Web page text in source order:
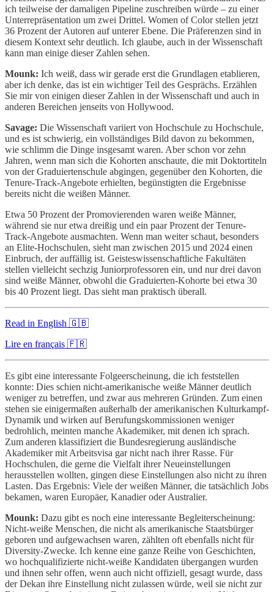
ich teilweise der damaligen Pipeline zuschreiben würde – zu einer
Unterrepräsentation um zwei Drittel. Women of Color stellen jetzt
36 Prozent der Autoren auf unterer Ebene. Die Präferenzen sind in
diesem Kontext sehr deutlich. Ich glaube, auch in der Wissenschaft
kann man einige dieser Zahlen sehen.
Mounk: Ich weiß, dass wir gerade erst die Grundlagen etablieren,
aber ich denke, das ist ein wichtiger Teil des Gesprächs. Erzählen
Sie mir von einigen dieser Zahlen in der Wissenschaft und auch in
anderen Bereichen jenseits von Hollywood.
Savage: Die Wissenschaft variiert von Hochschule zu Hochschule,
und es ist schwierig, ein vollständiges Bild davon zu bekommen,
wie schlimm die Dinge insgesamt waren. Aber schon vor zehn
Jahren, wenn man sich die Kohorten anschaute, die mit Doktortiteln
von der Graduiertenschule abgingen, gegenüber den Kohorten, die
Tenure-Track-Angebote erhielten, begünstigten die Ergebnisse
bereits nicht die weißen Männer.
Etwa 50 Prozent der Promovierenden waren weiße Männer,
während sie nur etwa dreißig und ein paar Prozent der Tenure-
Track-Angebote ausmachten. Wenn man weiter schaut, besonders
an Elite-Hochschulen, sieht man zwischen 2015 und 2024 einen
Einbruch, der auffällig ist. Geisteswissenschaftliche Fakultäten
stellen vielleicht sechzig Juniorprofessoren ein, und nur drei davon
sind weiße Männer, obwohl die Graduierten-Kohorte bei etwa 30
bis 40 Prozent liegt. Das sieht man praktisch überall.
Read in English 🇬🇧
Lire en français 🇫🇷
Es gibt eine interessante Folgeerscheinung, die ich feststellen
konnte: Dies schien nicht-amerikanische weiße Männer deutlich
weniger zu betreffen, und zwar aus mehreren Gründen. Zum einen
stehen sie einigermaßen außerhalb der amerikanischen Kulturkampf-
Dynamik und wirken auf Berufungskommissionen weniger
bedrohlich, meinten manche Akademiker, mit denen ich sprach.
Zum anderen klassifiziert die Bundesregierung ausländische
Akademiker mit Arbeitsvisa gar nicht nach ihrer Rasse. Für
Hochschulen, die gerne die Vielfalt ihrer Neueinstellungen
herausstellen wollten, gingen diese Einstellungen also nicht zu ihren
Lasten. Das Ergebnis: Viele der weißen Männer, die tatsächlich Jobs
bekamen, waren Europäer, Kanadier oder Australier.
Mounk: Dazu gibt es noch eine interessante Begleiterscheinung:
Nicht-weiße Menschen, die nicht als amerikanische Staatsbürger
geboren und aufgewachsen waren, zählten oft ebenfalls nicht für
Diversity-Zwecke. Ich kenne eine ganze Reihe von Geschichten,
wo hochqualifizierte nicht-weiße Kandidaten übergangen wurden
und ihnen sehr offen, wenn auch nicht offiziell, gesagt wurde, dass
der Dekan ihre Einstellung nicht zulassen würde, weil sie nicht zur